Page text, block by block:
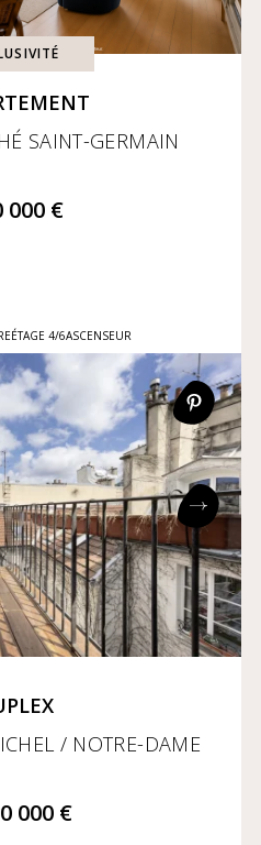
SAINT-GERMAIN
000 €
ÉTAGE 4/6ASCENSEUR
/ NOTRE-DAME
000 €